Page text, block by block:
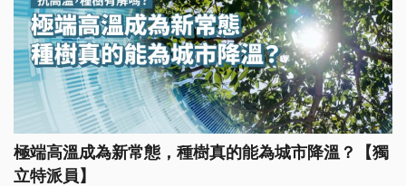
極端高溫成為新常態，種樹真的能為城市降溫？【獨
立特派員】